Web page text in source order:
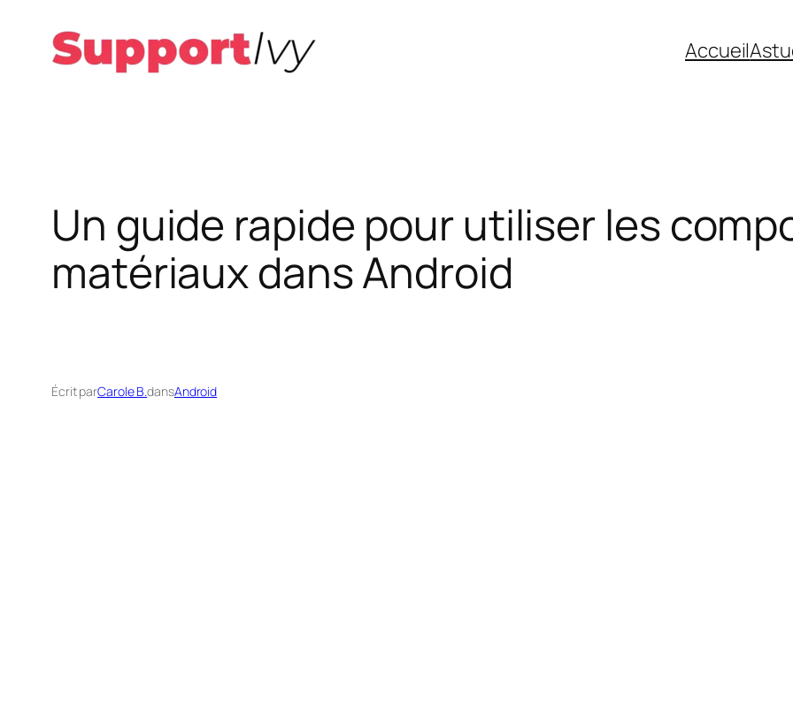
contenu
Accueil
Un guide rapide pour utiliser les
matériaux dans Android
Écrit parCarole B.dansAndroid